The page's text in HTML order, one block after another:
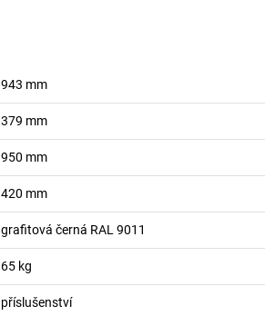
943 mm
379 mm
950 mm
420 mm
grafitová černá RAL 9011
65 kg
příslušenství